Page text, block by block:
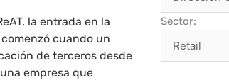
la entrada en la
cuando un
de terceros desde
empresa que
Sector: